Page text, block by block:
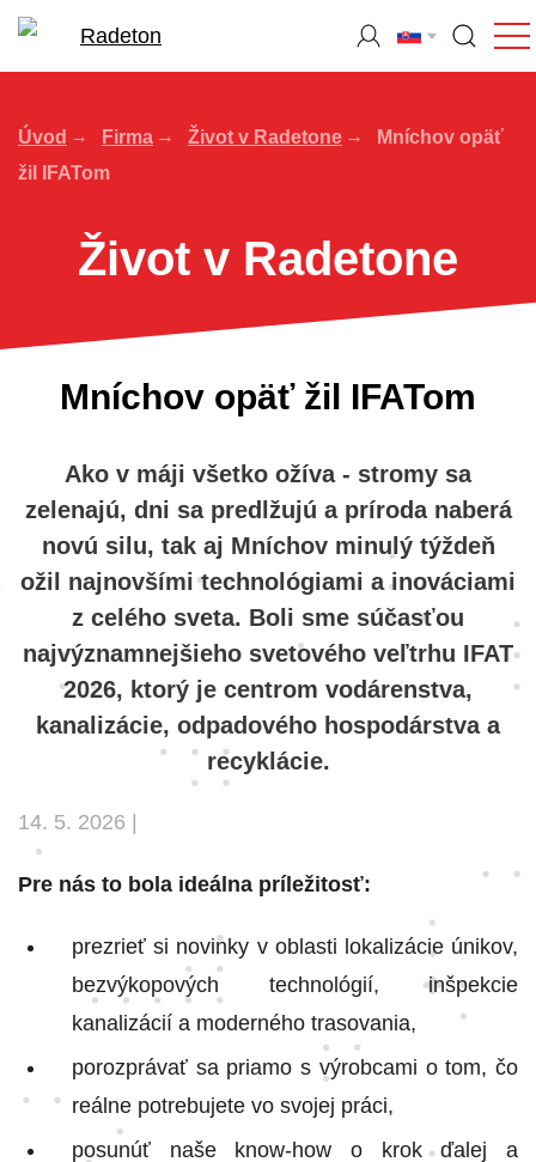
Úvod Firma Život v Radetone
Mníchov opäť
žil IFATom
Život v Radetone
Mníchov opäť žil IFATom
Ako v máji všetko ožíva - stromy sa
zelenajú, dni sa predlžujú a príroda naberá
novú silu, tak aj Mníchov minulý týždeň
ožil najnovšími technológiami a inováciami
z celého sveta. Boli sme súčasťou
najvýznamnejšieho svetového veľtrhu IFAT
2026, ktorý je centrom vodárenstva,
kanalizácie, odpadového hospodárstva a
recyklácie.
14. 5. 2026 |
Pre nás to bola ideálna príležitosť:
prezrieť si novinky v oblasti lokalizácie únikov,
bezvýkopových technológií, inšpekcie
kanalizácií a moderného trasovania,
porozprávať sa priamo s výrobcami o tom, čo
reálne potrebujete vo svojej práci,
posunúť naše know-how o krok ďalej a